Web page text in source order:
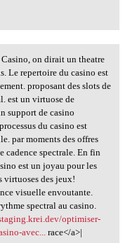
Casino
Casino, on dirait un theatre
Le repertoire du casino est
proposant des slots de
est un virtuose de
support de casino
du casino est
par moments des offres
cadence spectrale. En fin
est un joyau pour les
virtuoses des jeux!
visuelle envoutante.
spectral au casino.
optimiser-
avec...race</a>|